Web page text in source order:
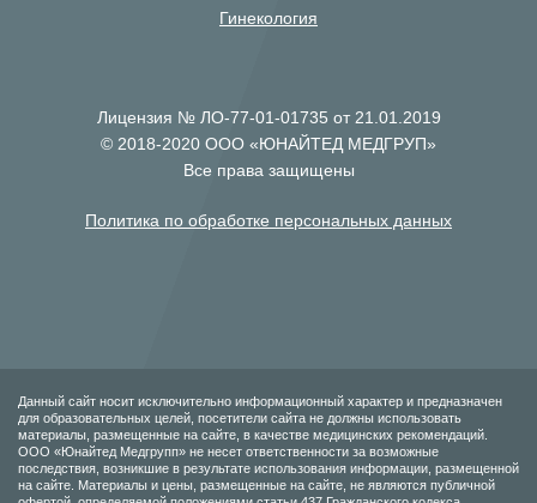
Гинекология
Лицензия № ЛО-77-01-01735 от 21.01.2019
© 2018-2020 ООО «ЮНАЙТЕД МЕДГРУП»
Все права защищены
Политика по обработке персональных данных
Данный сайт носит исключительно информационный характер и предназначен
для образовательных целей, посетители сайта не должны использовать
материалы, размещенные на сайте, в качестве медицинских рекомендаций.
ООО «Юнайтед Медгрупп» не несет ответственности за возможные
последствия, возникшие в результате использования информации, размещенной
на сайте. Материалы и цены, размещенные на сайте, не являются публичной